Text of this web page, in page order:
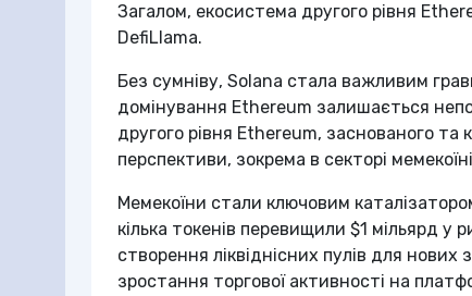
Загалом, екосистема другого рівня
DefiLlama.
Без сумніву, Solana стала важливим
домінування Ethereum залишається
другого рівня Ethereum, заснованого
перспективи, зокрема в секторі
Мемекоїни стали ключовим
кілька токенів перевищили $1 мільярд у
створення ліквіднісних пулів для
зростання торгової активності на